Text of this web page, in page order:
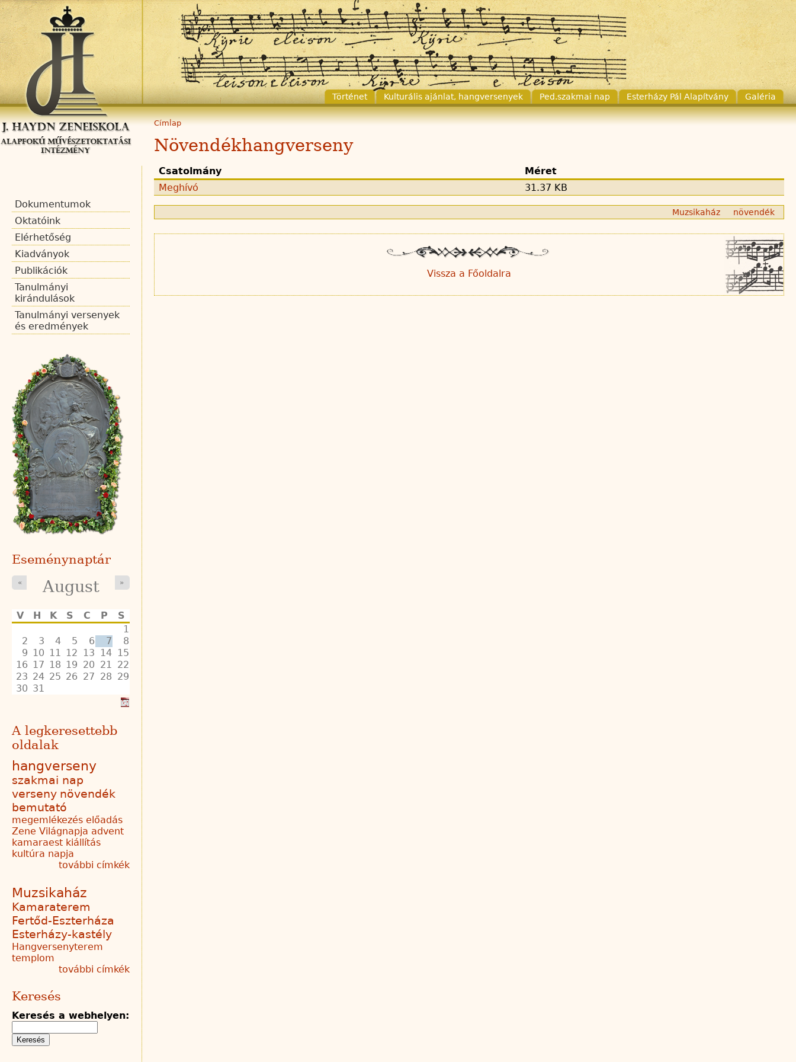
Történet Kulturális ajánlat, hangversenyek Ped.szakmai nap Esterházy Pál Alapítvány Galéria
Címlap
Növendékhangverseny
Csatolmány
Méret
Meghívó
31.37 KB
Muzsikaház növendék
Vissza a Főoldalra
Dokumentumok
Oktatóink
Elérhetőség
Kiadványok
Publikációk
Tanulmányi
kirándulások
Tanulmányi versenyek
és eredmények
Eseménynaptár
« August »
V H K S C P
S
1
2
3 4 5 6 7
8
9 10 11 12 13 14 15
16 17 18 19 20 21
22
23 24 25 26 27 28 29
30 31
A legkeresettebb
oldalak
hangverseny
szakmai nap
verseny növendék
bemutató
megemlékezés előadás
Zene Világnapja advent
kamaraest kiállítás
kultúra napja
további címkék
Muzsikaház
Kamaraterem
Fertőd-Eszterháza
Esterházy-kastély
Hangversenyterem
templom
további címkék
Keresés
Keresés a webhelyen: